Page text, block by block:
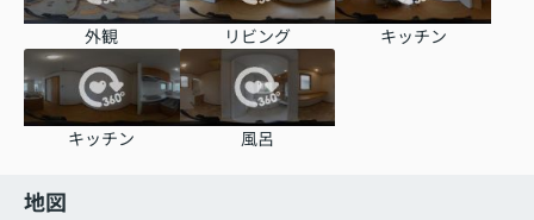
外観 リビング キッチン
キッチン 風呂
地図